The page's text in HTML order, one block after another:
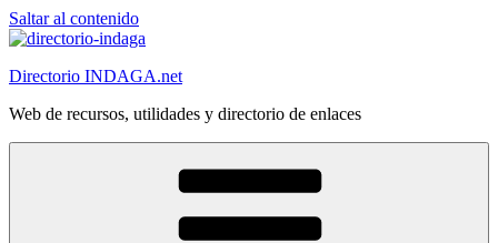
Saltar al contenido
Directorio INDAGA.net
Web de recursos, utilidades y directorio de enlaces